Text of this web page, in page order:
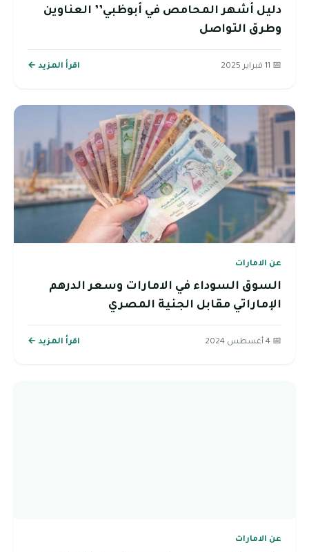
دليل أشهر المحامص في أبوظبي’’ العناوين
وطرق التواصل
📅 11 فبراير 2025 اقرأ المزيد ←
عن الامارات
السوق السوداء في الامارات وسعر الدرهم
الإماراتي مقابل الجنية المصري
📅 4 أغسطس 2024 اقرأ المزيد ←
عن الامارات